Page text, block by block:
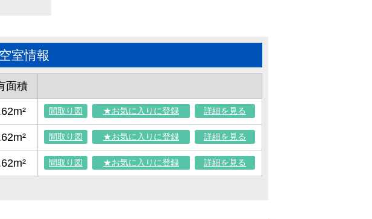
室情報
面積
間取り図 ★お気に入りに登録 詳細を見る
間取り図 ★お気に入りに登録 詳細を見る
間取り図 ★お気に入りに登録 詳細を見る